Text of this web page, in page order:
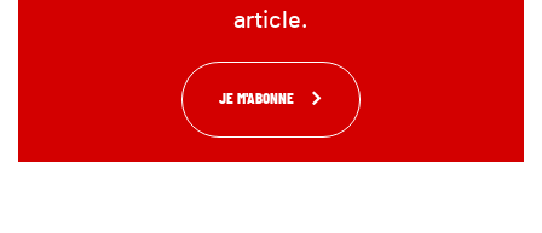
article.
JE M'ABONNE